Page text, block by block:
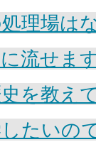
理場は
流せま
を教え
たいの